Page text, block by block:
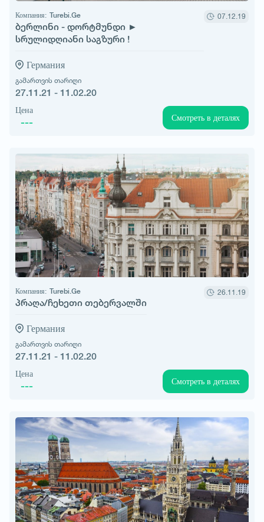
Компания: Turebi.Ge
ბერლინი - დორტმუნდი ►
სრულიდღიანი საგზური !
07.12.19
Германия
გამართვის თარიღი
27.11.21 - 11.02.20
Цена
--- Смотреть в деталях
Компания: Turebi.Ge
პრაღა/ჩეხეთი თებერვალში
26.11.19
Германия
გამართვის თარიღი
27.11.21 - 11.02.20
Цена
--- Смотреть в деталях